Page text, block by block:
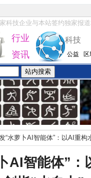
家科技企业与本站签约独家报
行业
资讯
科技
公益
“水萝卜AI智能体”：以AI重构
AI智能体”：